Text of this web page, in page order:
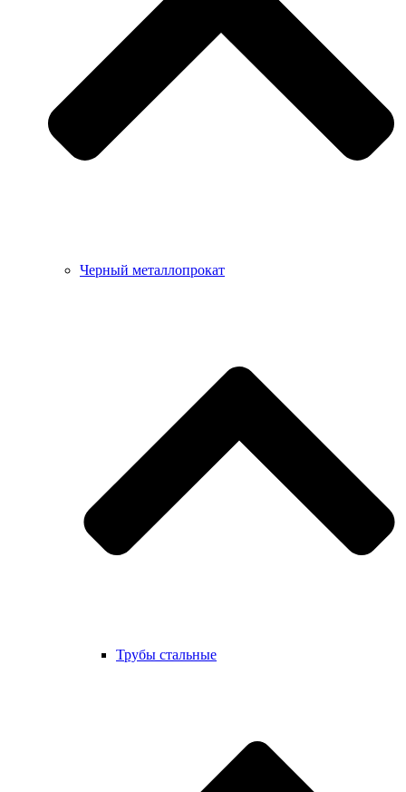
Черный металлопрокат
Трубы стальные